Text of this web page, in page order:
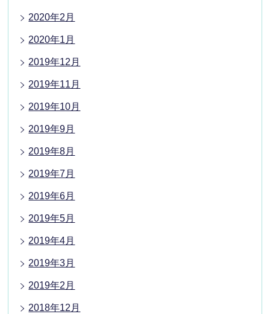
2020年2月
2020年1月
2019年12月
2019年11月
2019年10月
2019年9月
2019年8月
2019年7月
2019年6月
2019年5月
2019年4月
2019年3月
2019年2月
2018年12月